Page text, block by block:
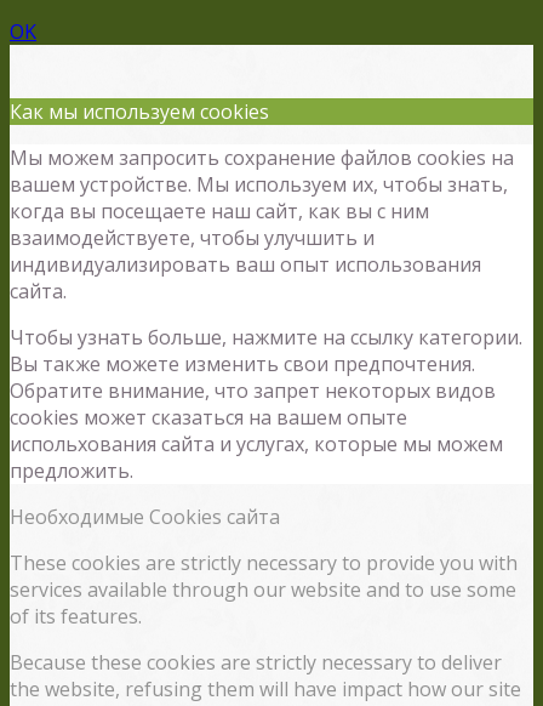
OK
Как мы используем cookies
Мы можем запросить сохранение файлов cookies на
вашем устройстве. Мы используем их, чтобы знать,
когда вы посещаете наш сайт, как вы с ним
взаимодействуете, чтобы улучшить и
индивидуализировать ваш опыт использования
сайта.
Чтобы узнать больше, нажмите на ссылку категории.
Вы также можете изменить свои предпочтения.
Обратите внимание, что запрет некоторых видов
cookies может сказаться на вашем опыте
испольхования сайта и услугах, которые мы можем
предложить.
Необходимые Cookies сайта
These cookies are strictly necessary to provide you with
services available through our website and to use some
of its features.
Because these cookies are strictly necessary to deliver
the website, refusing them will have impact how our site